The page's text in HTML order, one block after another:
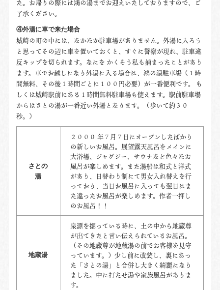
た。お帰りの際には鴻の湯までお迎えいたしておりますので、ご
了承ください。
④外湯に車で来た場合
城崎の町の中には、なかなか駐車場がありません。外湯に入ろう
と思ってその辺に車を置いておくと、すぐに警察が現れ、駐車違
反キップを切られます。なにを かくそう私も捕まったことがあり
ます。車でお越しになり外湯に入る場合は、鴻の湯駐車場（１時
間無料、その後１時間ごとに１００円必要）が一番便利です。 も
しくは城崎駅前にある１時間無料駐車場も使えます。駅前駐車場
からはさとの湯が一番近い外湯となります。（歩いて約３０
秒。）
さとの
湯
２０００ 年７月７日にオープンしたばかり
の新しいお風呂。展望露天風呂をメインに
大浴場、ジャグジー、サウナなど色々なお
風呂が楽しめます。また湯船は和式と洋式
があり、日替わり制にて男女入れ替えを行
っており、当日お風呂に入っても翌日はま
た違ったお風呂が楽しめます。作者一押し
のお風呂！！
地蔵湯
泉源を掘っている時に、土の中から地蔵尊
が出てきたと言い伝えられているお風呂。
（その地蔵尊が地蔵湯の前でお客様を見守
っています。）少し前に改装し、裏にあっ
た「さとの湯」と合併し大きく綺麗になり
ました。中に打たせ湯や家族風呂がありま
す。